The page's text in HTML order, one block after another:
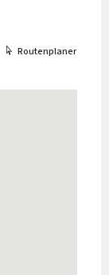
Routenplaner